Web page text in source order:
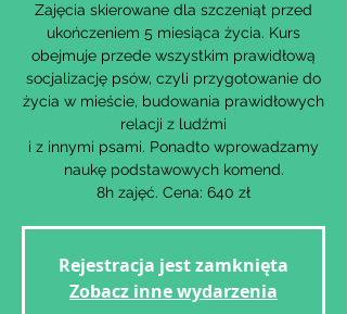
Zajęcia skierowane dla szczeniąt przed
ukończeniem 5 miesiąca życia. Kurs
obejmuje przede wszystkim prawidłową
socjalizację psów, czyli przygotowanie do
życia w mieście, budowania prawidłowych
relacji z ludźmi
i z innymi psami. Ponadto wprowadzamy
naukę podstawowych komend.
8h zajęć. Cena: 640 zł
Rejestracja jest zamknięta
Zobacz inne wydarzenia